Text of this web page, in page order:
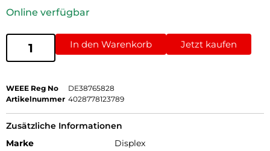
Online verfügbar
In den Warenkorb Jetzt kaufen
WEEE Reg No
DE38765828
Artikelnummer 4028778123789
Zusätzliche Informationen
Marke
Displex